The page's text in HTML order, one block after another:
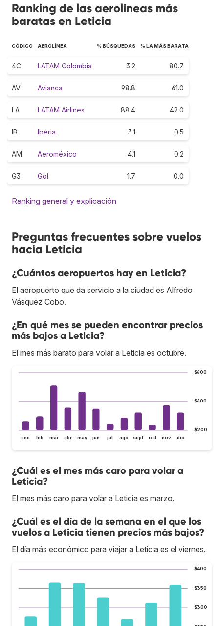
Ranking de las aerolíneas más
baratas en Leticia
CÓDIGO AEROLÍNEA % BÚSQUEDAS % LA MÁS BARATA
4C LATAM Colombia 3.2 80.7
AV Avianca 98.8 61.0
LA LATAM Airlines 88.4 42.0
IB Iberia 3.1 0.5
AM Aeroméxico 4.1 0.2
G3 Gol 1.7 0.0
Ranking general y explicación
Preguntas frecuentes sobre vuelos
hacia Leticia
¿Cuántos aeropuertos hay en Leticia?
El aeropuerto que da servicio a la ciudad es Alfredo
Vásquez Cobo.
¿En qué mes se pueden encontrar precios
más bajos a Leticia?
El mes más barato para volar a Leticia es octubre.
$200
$400
$600
ene feb mar abr may jun jul ago sept oct nov dic
¿Cuál es el mes más caro para volar a
Leticia?
El mes más caro para volar a Leticia es marzo.
¿Cuál es el día de la semana en el que los
vuelos a Leticia tienen precios más bajos?
El día más económico para viajar a Leticia es el viernes.
$300
$350
$400